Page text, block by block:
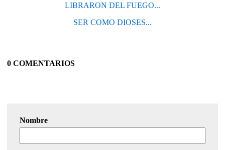
LIBRARON DEL FUEGO...
SER COMO DIOSES...
0 COMENTARIOS
Nombre